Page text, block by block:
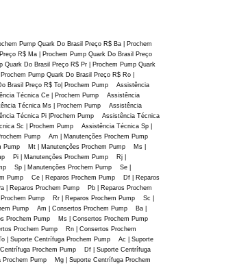
Pump Quark Do Brasil Preço R$ Ba | Prochem
R$ Ma | Prochem Pump Quark Do Brasil Preço
Do Brasil Preço R$ Pr | Prochem Pump Quark
Pump Quark Do Brasil Preço R$ Ro |
Brasil Preço R$ To| Prochem Pump Assistência
Técnica Ce | Prochem Pump Assistência
Técnica Ms | Prochem Pump Assistência
Técnica Pi |Prochem Pump Assistência Técnica
Sc | Prochem Pump Assistência Técnica Sp |
Pump Am | Manutenções Prochem Pump
Pump Mt | Manutenções Prochem Pump Ms |
Pi | Manutenções Prochem Pump Rj |
Sp | Manutenções Prochem Pump Se |
Pump Ce | Reparos Prochem Pump Df | Reparos
Reparos Prochem Pump Pb | Reparos Prochem
Pump Rr | Reparos Prochem Pump Sc |
Pump Am | Consertos Prochem Pump Ba |
Prochem Pump Ms | Consertos Prochem Pump
Prochem Pump Rn | Consertos Prochem
Suporte Centrífuga Prochem Pump Ac | Suporte
Prochem Pump Df | Suporte Centrífuga
Pump Mg | Suporte Centrífuga Prochem